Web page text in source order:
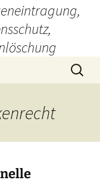
Suchen
nach: